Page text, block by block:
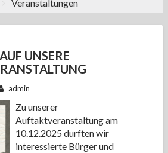
Veranstaltungen
UNSERE
admin
Zu unserer
Auftaktveranstaltung am
10.12.2025 durften wir
interessierte Bürger und